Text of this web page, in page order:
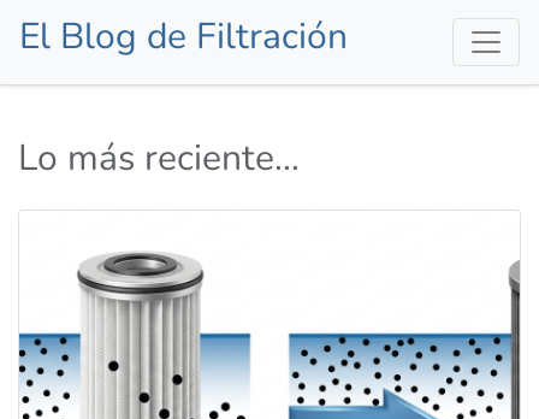
El Blog de Filtración
Lo más reciente...